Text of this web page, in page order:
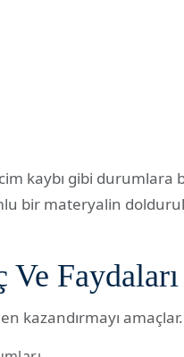
kaybı gibi durumlara
bir materyalin
Faydaları
kazandırmayı